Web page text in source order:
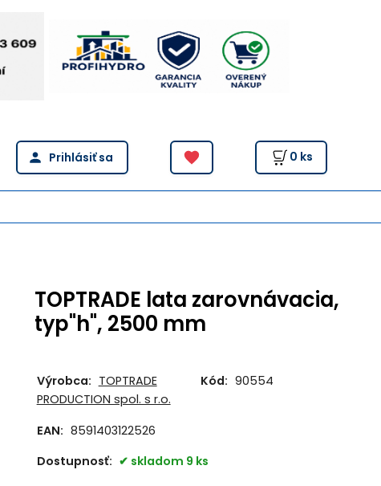
0 ks
TOPTRADE lata zarovnávacia,
typ"h", 2500 mm
Výrobca: TOPTRADE
PRODUCTION spol. s r.o.
Kód: 90554
EAN: 8591403122526
Dostupnosť:
skladom 9 ks